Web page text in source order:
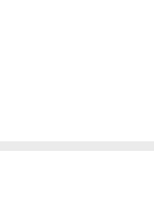
و ضد شکنندگی
دیسک کمر زانو در